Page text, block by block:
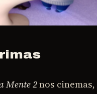
Mente 2nos cinemas,